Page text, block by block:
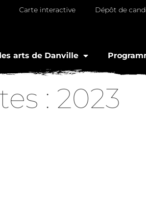
Carte interactive Dépôt de
arts de Danville
: 2023